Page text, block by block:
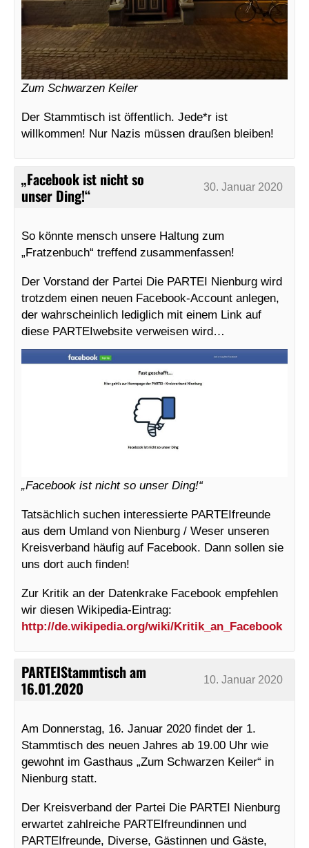
Zum Schwarzen Keiler
Der Stammtisch ist öffentlich. Jede*r ist
willkommen! Nur Nazis müssen draußen bleiben!
„Facebook ist nicht so
unser Ding!“
30. Januar 2020
So könnte mensch unsere Haltung zum
„Fratzenbuch“ treffend zusammenfassen!
Der Vorstand der Partei Die PARTEI Nienburg wird
trotzdem einen neuen Facebook-Account anlegen,
der wahrscheinlich lediglich mit einem Link auf
diese PARTEIwebsite verweisen wird…
„Facebook ist nicht so unser Ding!“
Tatsächlich suchen interessierte PARTEIfreunde
aus dem Umland von Nienburg / Weser unseren
Kreisverband häufig auf Facebook. Dann sollen sie
uns dort auch finden!
Zur Kritik an der Datenkrake Facebook empfehlen
wir diesen Wikipedia-Eintrag:
http://de.wikipedia.org/wiki/Kritik_an_Facebook
PARTEIStammtisch am
16.01.2020
10. Januar 2020
Am Donnerstag, 16. Januar 2020 findet der 1.
Stammtisch des neuen Jahres ab 19.00 Uhr wie
gewohnt im Gasthaus „Zum Schwarzen Keiler“ in
Nienburg statt.
Der Kreisverband der Partei Die PARTEI Nienburg
erwartet zahlreiche PARTEIfreundinnen und
PARTEIfreunde, Diverse, Gästinnen und Gäste,